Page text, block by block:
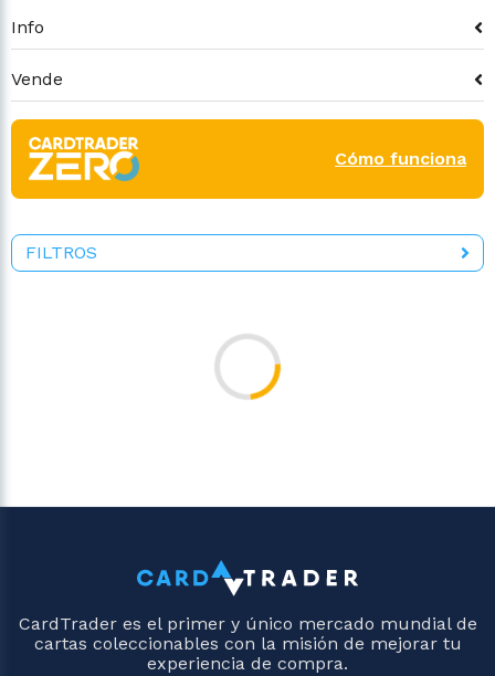
Info
Vende
Cómo funciona
FILTROS
CardTrader es el primer y único mercado mundial de
cartas coleccionables con la misión de mejorar tu
experiencia de compra.